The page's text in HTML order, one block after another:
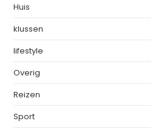
Huis
klussen
lifestyle
Overig
Reizen
Sport